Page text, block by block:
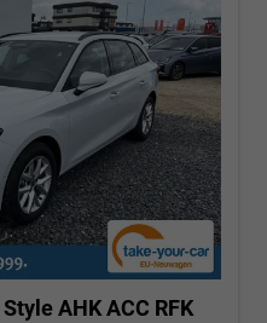
Style AHK ACC RFK